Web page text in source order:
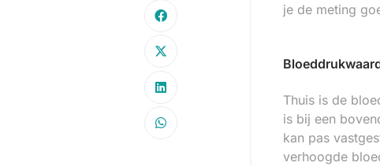
je de meting
Thuis is de
is bij een
kan pas
verhoogde